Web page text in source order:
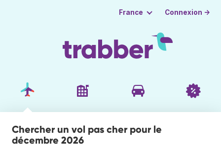
France Connexion →
Chercher un vol pas cher pour le
décembre 2026